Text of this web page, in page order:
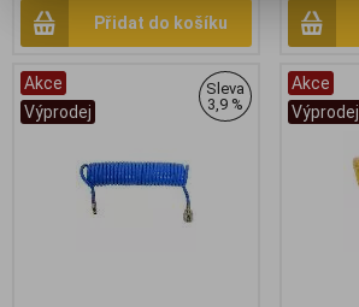
Přidat do košíku
Akce
Výprodej
Sleva
3,9 %
Akce
Výprodej